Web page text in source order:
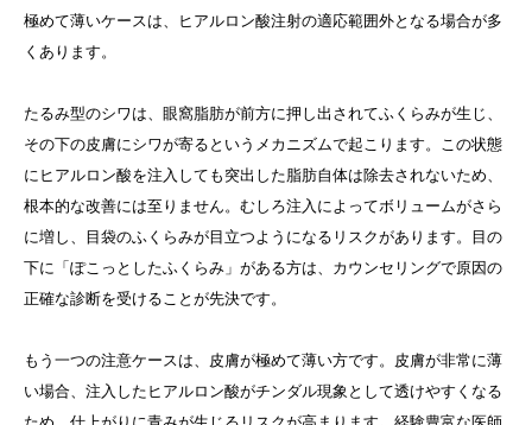
極めて薄いケースは、ヒアルロン酸注射の適応範囲外となる場合が多
くあります。
たるみ型のシワは、眼窩脂肪が前方に押し出されてふくらみが生じ、
その下の皮膚にシワが寄るというメカニズムで起こります。この状態
にヒアルロン酸を注入しても突出した脂肪自体は除去されないため、
根本的な改善には至りません。むしろ注入によってボリュームがさら
に増し、目袋のふくらみが目立つようになるリスクがあります。目の
下に「ぽこっとしたふくらみ」がある方は、カウンセリングで原因の
正確な診断を受けることが先決です。
もう一つの注意ケースは、皮膚が極めて薄い方です。皮膚が非常に薄
い場合、注入したヒアルロン酸がチンダル現象として透けやすくなる